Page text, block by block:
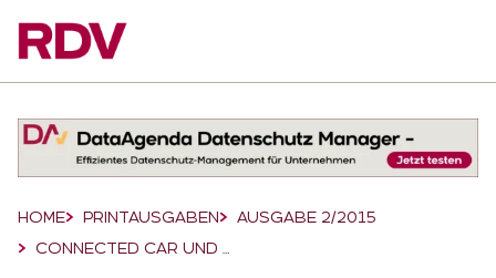
Breadcrumb-Navigation
HOME PRINTAUSGABEN
AUSGABE 2/2015
CONNECTED CAR UND …